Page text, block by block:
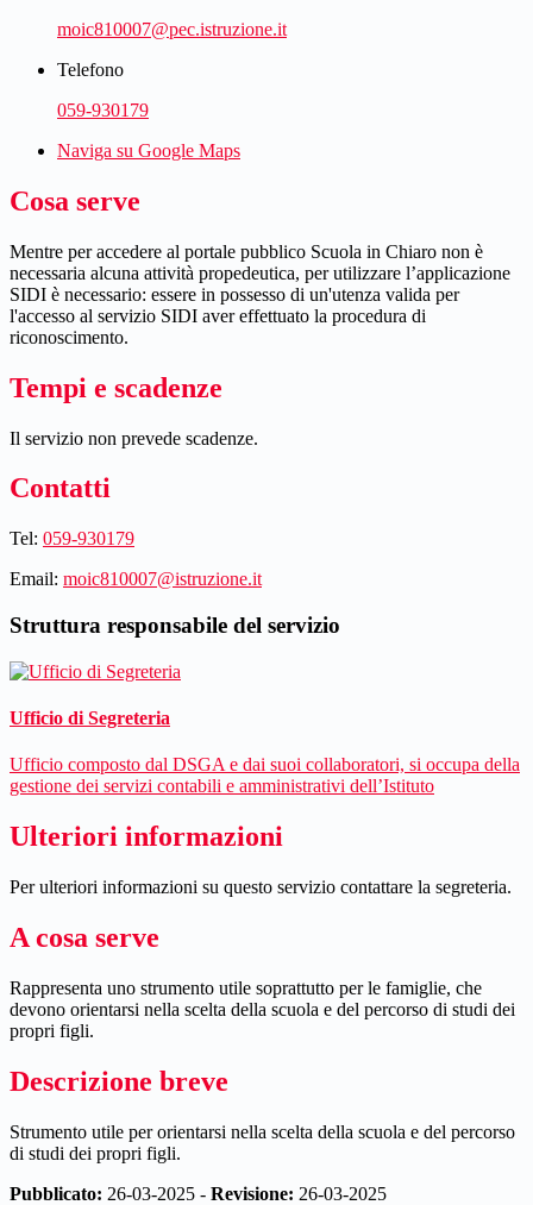
moic810007@pec.istruzione.it
Telefono
059-930179
Naviga su Google Maps
Cosa serve
Mentre per accedere al portale pubblico Scuola in Chiaro non è
necessaria alcuna attività propedeutica, per utilizzare l’applicazione
SIDI è necessario: essere in possesso di un'utenza valida per
l'accesso al servizio SIDI aver effettuato la procedura di
riconoscimento.
Tempi e scadenze
Il servizio non prevede scadenze.
Contatti
Tel: 059-930179
Email: moic810007@istruzione.it
Struttura responsabile del servizio
Ufficio di Segreteria
Ufficio composto dal DSGA e dai suoi collaboratori, si occupa della
gestione dei servizi contabili e amministrativi dell’Istituto
Ulteriori informazioni
Per ulteriori informazioni su questo servizio contattare la segreteria.
A cosa serve
Rappresenta uno strumento utile soprattutto per le famiglie, che
devono orientarsi nella scelta della scuola e del percorso di studi dei
propri figli.
Descrizione breve
Strumento utile per orientarsi nella scelta della scuola e del percorso
di studi dei propri figli.
Pubblicato: 26-03-2025 - Revisione: 26-03-2025